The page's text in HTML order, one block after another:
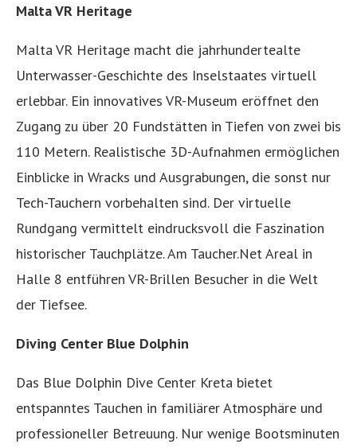
Malta VR Heritage
Malta VR Heritage macht die jahrhundertealte
Unterwasser-Geschichte des Inselstaates virtuell
erlebbar. Ein innovatives VR-Museum eröffnet den
Zugang zu über 20 Fundstätten in Tiefen von zwei bis
110 Metern. Realistische 3D-Aufnahmen ermöglichen
Einblicke in Wracks und Ausgrabungen, die sonst nur
Tech-Tauchern vorbehalten sind. Der virtuelle
Rundgang vermittelt eindrucksvoll die Faszination
historischer Tauchplätze. Am Taucher.Net Areal in
Halle 8 entführen VR-Brillen Besucher in die Welt
der Tiefsee.
Diving Center Blue Dolphin
Das Blue Dolphin Dive Center Kreta bietet
entspanntes Tauchen in familiärer Atmosphäre und
professioneller Betreuung. Nur wenige Bootsminuten